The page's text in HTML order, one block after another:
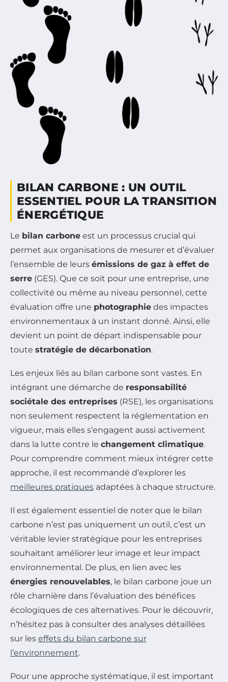
BILAN CARBONE : UN OUTIL
ESSENTIEL POUR LA TRANSITION
ÉNERGÉTIQUE
Le bilan carbone est un processus crucial qui
permet aux organisations de mesurer et d’évaluer
l’ensemble de leurs émissions de gaz à effet de
serre (GES). Que ce soit pour une entreprise, une
collectivité ou même au niveau personnel, cette
évaluation offre une photographie des impactes
environnementaux à un instant donné. Ainsi, elle
devient un point de départ indispensable pour
toute stratégie de décarbonation.
Les enjeux liés au bilan carbone sont vastes. En
intégrant une démarche de responsabilité
sociétale des entreprises (RSE), les organisations
non seulement respectent la réglementation en
vigueur, mais elles s’engagent aussi activement
dans la lutte contre le changement climatique.
Pour comprendre comment mieux intégrer cette
approche, il est recommandé d’explorer les
meilleures pratiques adaptées à chaque structure.
Il est également essentiel de noter que le bilan
carbone n’est pas uniquement un outil, c’est un
véritable levier stratégique pour les entreprises
souhaitant améliorer leur image et leur impact
environnemental. De plus, en lien avec les
énergies renouvelables, le bilan carbone joue un
rôle charnière dans l’évaluation des bénéfices
écologiques de ces alternatives. Pour le découvrir,
n’hésitez pas à consulter des analyses détaillées
sur les effets du bilan carbone sur
l’environnement.
Pour une approche systématique, il est important